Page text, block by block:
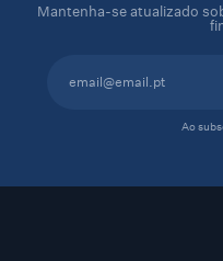
Mantenha-se atualizado
Ao